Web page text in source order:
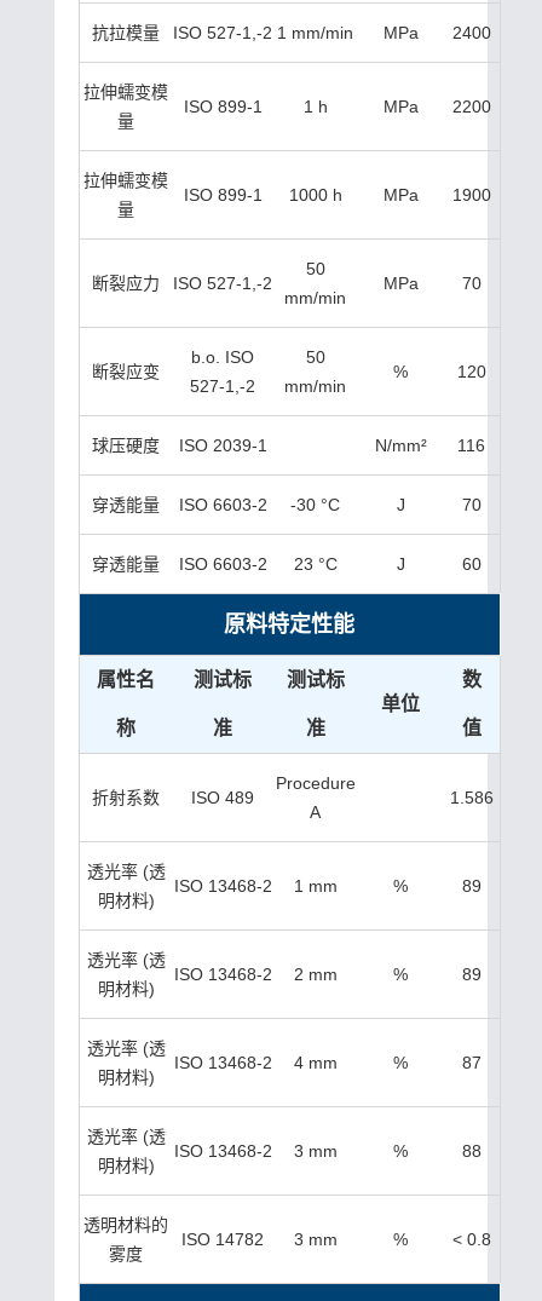
抗拉模量 ISO 527-1,-2 1 mm/min MPa 2400
拉伸蠕变模
量
ISO 899-1 1 h MPa 2200
拉伸蠕变模
量
ISO 899-1 1000 h MPa 1900
断裂应力 ISO 527-1,-2
50
mm/min
MPa 70
断裂应变
b.o. ISO
527-1,-2
50
mm/min
% 120
球压硬度 ISO 2039-1 N/mm² 116
穿透能量 ISO 6603-2 -30 °C J 70
穿透能量 ISO 6603-2 23 °C J 60
原料特定性能
属性名
称
测试标
准
测试标
准
单位
数
值
折射系数 ISO 489
Procedure
A
1.586
透光率 (透
明材料)
ISO 13468-2 1 mm % 89
透光率 (透
明材料)
ISO 13468-2 2 mm % 89
透光率 (透
明材料)
ISO 13468-2 4 mm % 87
透光率 (透
明材料)
ISO 13468-2 3 mm % 88
透明材料的
雾度
ISO 14782 3 mm % < 0.8